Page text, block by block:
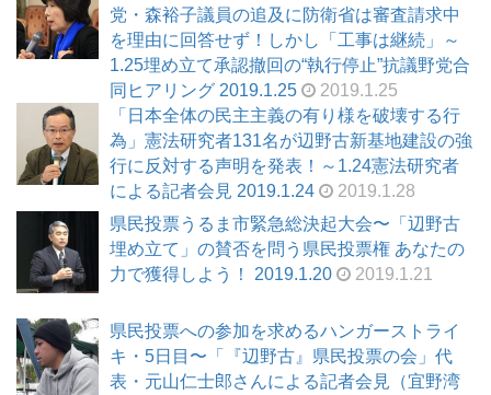
党・森裕子議員の追及に防衛省は審査請求中
を理由に回答せず！しかし「工事は継続」～
1.25埋め立て承認撤回の“執行停止”抗議野党合
同ヒアリング 2019.1.25
2019.1.25
「日本全体の民主主義の有り様を破壊する行
為」憲法研究者131名が辺野古新基地建設の強
行に反対する声明を発表！～1.24憲法研究者
による記者会見 2019.1.24
2019.1.28
県民投票うるま市緊急総決起大会〜「辺野古
埋め立て」の賛否を問う県民投票権 あなたの
力で獲得しよう！ 2019.1.20
2019.1.21
県民投票への参加を求めるハンガーストライ
キ・5日目〜「『辺野古』県民投票の会」代
表・元山仁士郎さんによる記者会見（宜野湾